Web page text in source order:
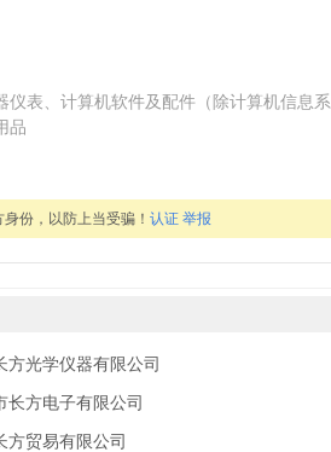
表、计算机软件及配件（除计算机信息系
品
份，以防上当受骗！ 认证 举报
方光学仪器有限公司
长方电子有限公司
方贸易有限公司